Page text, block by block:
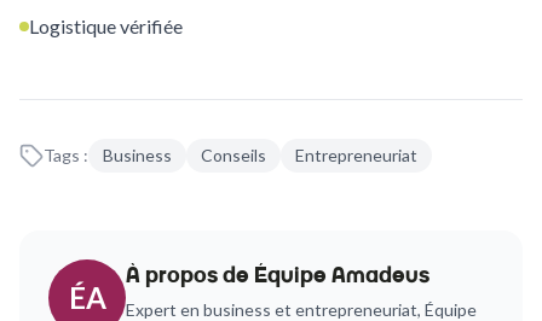
Logistique vérifiée
Tags : Business Conseils Entrepreneuriat
ÉA
À propos de Équipe Amadeus
Expert en business et entrepreneuriat, Équipe